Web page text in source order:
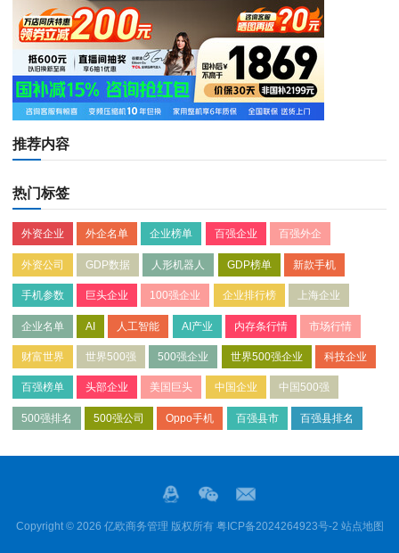
推荐内容
热门标签
外资企业 外企名单 企业榜单 百强企业 百强外企
外资公司 GDP数据 人形机器人 GDP榜单 新款手机
手机参数 巨头企业 100强企业 企业排行榜 上海企业
企业名单 AI 人工智能 AI产业 内存条行情 市场行情
财富世界 世界500强 500强企业 世界500强企业 科技企业
百强榜单 头部企业 美国巨头 中国企业 中国500强
500强排名 500强公司 Oppo手机 百强县市 百强县排名
Copyright © 2026 亿欧商务管理 版权所有 粤ICP备2024264923号-2 站点地图